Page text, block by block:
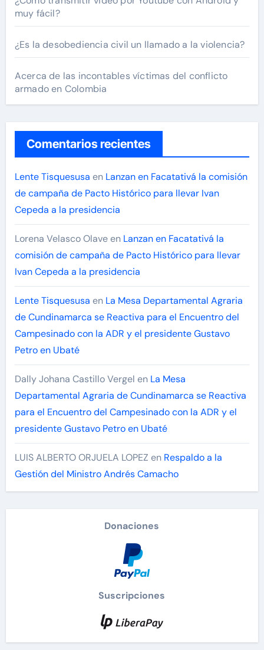
muy fácil?
¿Es la desobediencia civil un llamado a la violencia?
Acerca de las incontables víctimas del conflicto
armado en Colombia
Comentarios recientes
Lente Tisquesusa en Lanzan en Facatativá la comisión
de campaña de Pacto Histórico para llevar Ivan
Cepeda a la presidencia
Lorena Velasco Olaveen Lanzan en Facatativá la
comisión de campaña de Pacto Histórico para llevar
Ivan Cepeda a la presidencia
Lente Tisquesusa en La Mesa Departamental Agraria
de Cundinamarca se Reactiva para el Encuentro del
Campesinado con la ADR y el presidente Gustavo
Petro en Ubaté
Dally Johana Castillo Vergel en La Mesa
Departamental Agraria de Cundinamarca se Reactiva
para el Encuentro del Campesinado con la ADR y el
presidente Gustavo Petro en Ubaté
LUIS ALBERTO ORJUELA LOPEZ en Respaldo a la
Gestión del Ministro Andrés Camacho
Donaciones
Suscripciones